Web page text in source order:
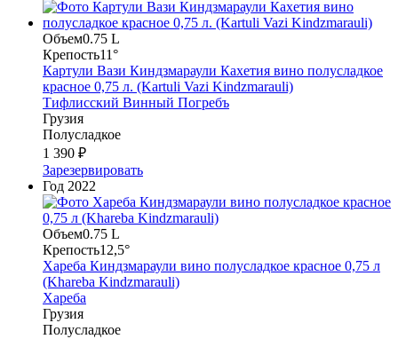
Объем0.75 L
Крепость11°
Картули Вази Киндзмараули Кахетия вино полусладкое
красное 0,75 л. (Kartuli Vazi Kindzmarauli)
Тифлисский Винный Погребъ
Грузия
Полусладкое
1 390 ₽
Зарезервировать
Год 2022
Объем0.75 L
Крепость12,5°
Хареба Киндзмараули вино полусладкое красное 0,75 л
(Khareba Kindzmarauli)
Хареба
Грузия
Полусладкое